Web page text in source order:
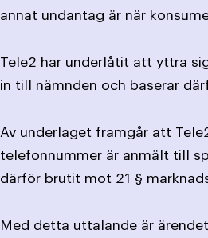
annat undantag är när
Tele2 har underlåtit att yttra
in till nämnden och baserar
Av underlaget framgår att
telefonnummer är anmält till
därför brutit mot 21 §
Med detta uttalande är